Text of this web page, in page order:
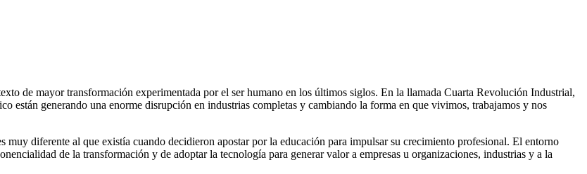
de mayor transformación experimentada por el ser humano en los últimos siglos. En la llamada Cuarta Revolución Industrial,
están generando una enorme disrupción en industrias completas y cambiando la forma en que vivimos, trabajamos y nos
muy diferente al que existía cuando decidieron apostar por la educación para impulsar su crecimiento profesional. El entorno
de la transformación y de adoptar la tecnología para generar valor a empresas u organizaciones, industrias y a la